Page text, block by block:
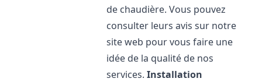
de chaudière. Vous pouvez
consulter leurs avis sur notre
site web pour vous faire une
idée de la qualité de nos
services.Installation